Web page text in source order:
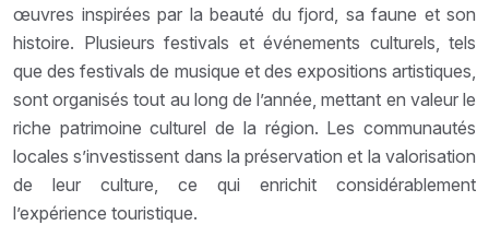
œuvres inspirées par la beauté du fjord, sa faune et son
histoire. Plusieurs festivals et événements culturels, tels
que des festivals de musique et des expositions artistiques,
sont organisés tout au long de l’année, mettant en valeur le
riche patrimoine culturel de la région. Les communautés
locales s’investissent dans la préservation et la valorisation
de leur culture, ce qui enrichit considérablement
l’expérience touristique.